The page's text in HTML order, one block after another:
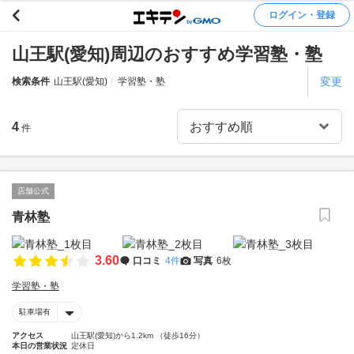
ログイン・登録
山王駅(愛知)周辺のおすすめ学習塾・塾
検索条件 山王駅(愛知) 学習塾・塾 変更
4 件
店舗公式
青林塾
3.60 口コミ 4件 写真 6枚
学習塾・塾
駐車場有
アクセス
山王駅(愛知)から1.2km （徒歩16分）
本日の営業状況 定休日